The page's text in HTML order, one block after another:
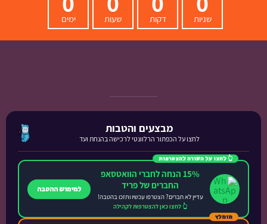
שניות דקות שעות ימים
מבצעים והטבות
לחצו על הכפתור הרלוונטי לרכישה בהנחת ועד
👆 לחצו על השורה להצטרפות
15% הנחה לחברי הוואטסאפ
החברים של פריד
עדיין לא חברים? הצטרפו עכשיו ותזכו בהטבה!
👆 לחצו כאן להצטרפות לקהילה
למימוש ההטבה
מומלץ